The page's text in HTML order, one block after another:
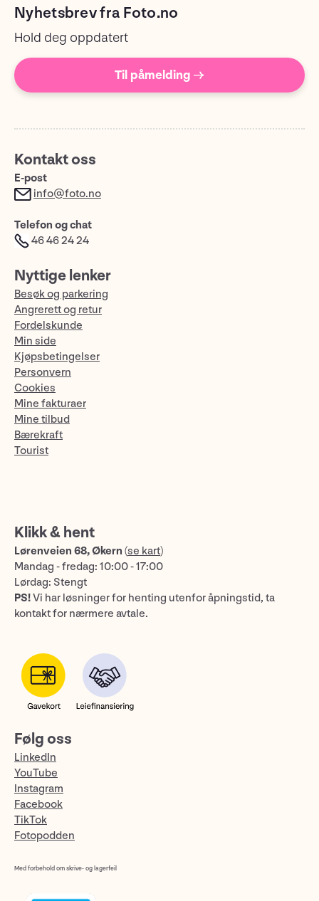
Nyhetsbrev fra Foto.no
Hold deg oppdatert
Til påmelding →
Kontakt oss
E-post
info@foto.no
Telefon og chat
46 46 24 24
Nyttige lenker
Besøk og parkering
Angrerett og retur
Fordelskunde
Min side
Kjøpsbetingelser
Personvern
Cookies
Mine fakturaer
Mine tilbud
Bærekraft
Tourist
Klikk & hent
Lørenveien 68, Økern (se kart)
Mandag - fredag: 10:00 - 17:00
Lørdag: Stengt
PS!Vi har løsninger for henting utenfor åpningstid, ta
kontakt for nærmere avtale.
Følg oss
LinkedIn
YouTube
Instagram
Facebook
TikTok
Fotopodden
Med forbehold om skrive- og lagerfeil